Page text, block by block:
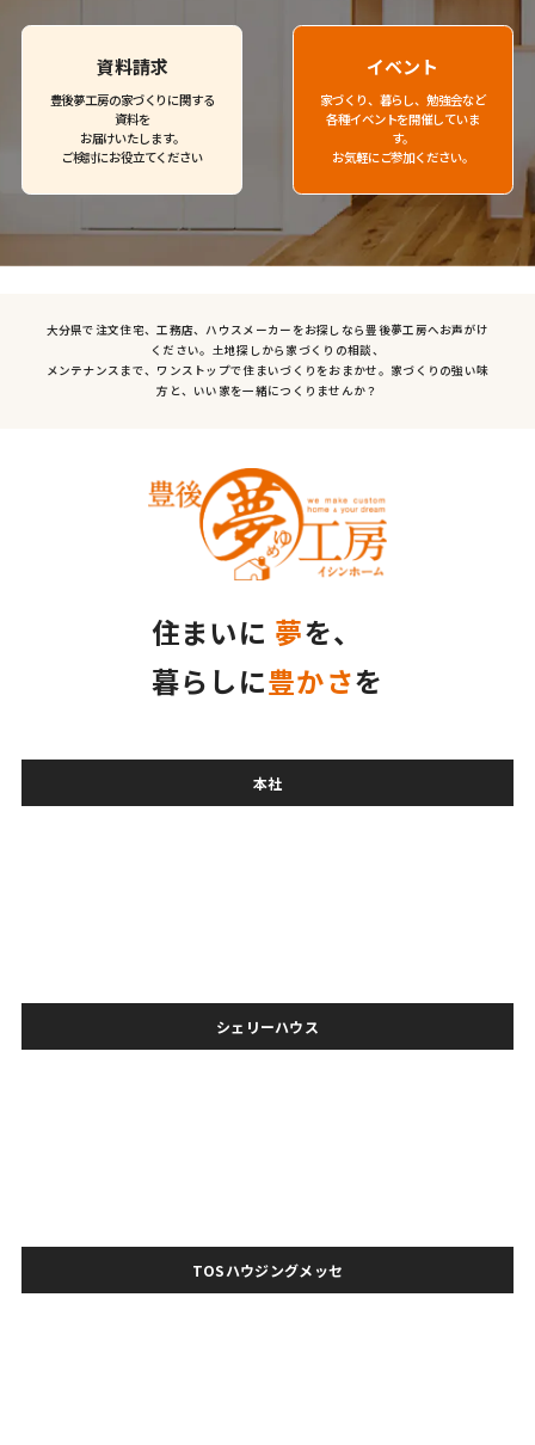
資料請求
豊後夢工房の家づくりに関する
資料を
お届けいたします。
ご検討にお役立てください
イベント
家づくり、暮らし、勉強会など
各種イベントを開催していま
す。
お気軽にご参加ください。
大分県で注文住宅、工務店、ハウスメーカーをお探しなら豊後夢工房へお声がけ
ください。土地探しから家づくりの相談、
メンテナンスまで、ワンストップで住まいづくりをおまかせ。家づくりの強い味
方と、いい家を一緒につくりませんか？
住まいに 夢を、
暮らしに豊かさを
本社
シェリーハウス
TOSハウジングメッセ